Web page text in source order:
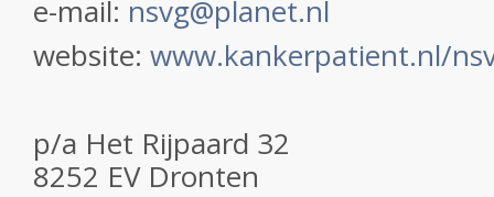
e-mail: nsvg@planet.nl
website: www.kankerpatient.nl/
p/a Het Rijpaard 32
8252 EV Dronten